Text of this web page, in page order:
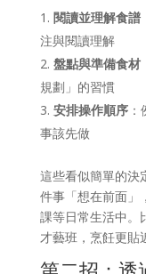
閱讀並理解食譜
注與閱讀理解
盤點與準備食材
規劃」的習慣
安排操作順序：
事該先做
這些看似簡單的決
件事「想在前面」
課等日常生活中。
才藝班，烹飪更貼